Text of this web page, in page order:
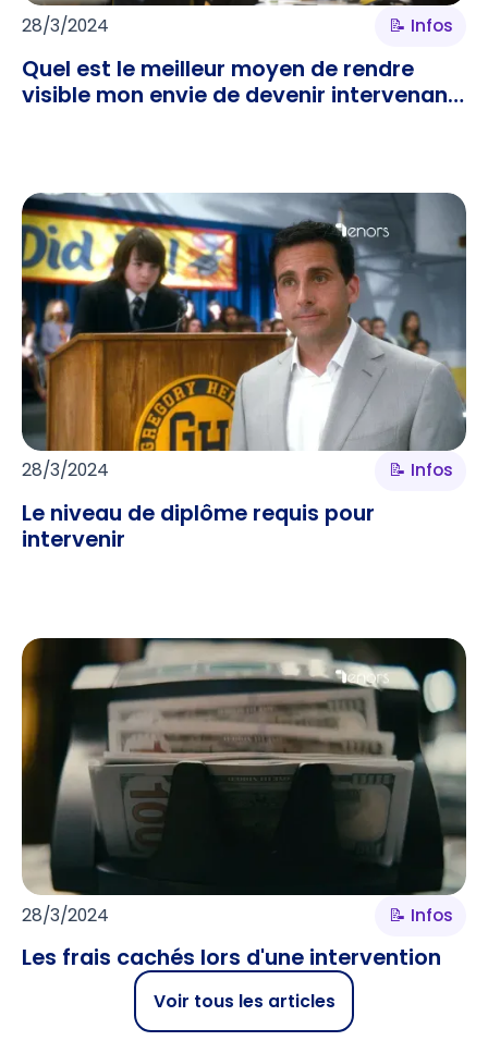
28/3/2024 📝 Infos
Quel est le meilleur moyen de rendre
visible mon envie de devenir intervenant
28/3/2024 📝 Infos
Le niveau de diplôme requis pour
intervenir
28/3/2024 📝 Infos
Les frais cachés lors d'une intervention
Voir tous les articles